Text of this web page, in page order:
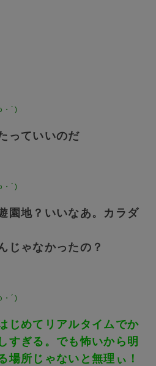
・´)
っていいのだ
・´)
園地？いいなあ。カラダ
じゃなかったの？
・´)
じめてリアルタイムでか
すぎる。でも怖いから明
場所じゃないと無理ぃ！